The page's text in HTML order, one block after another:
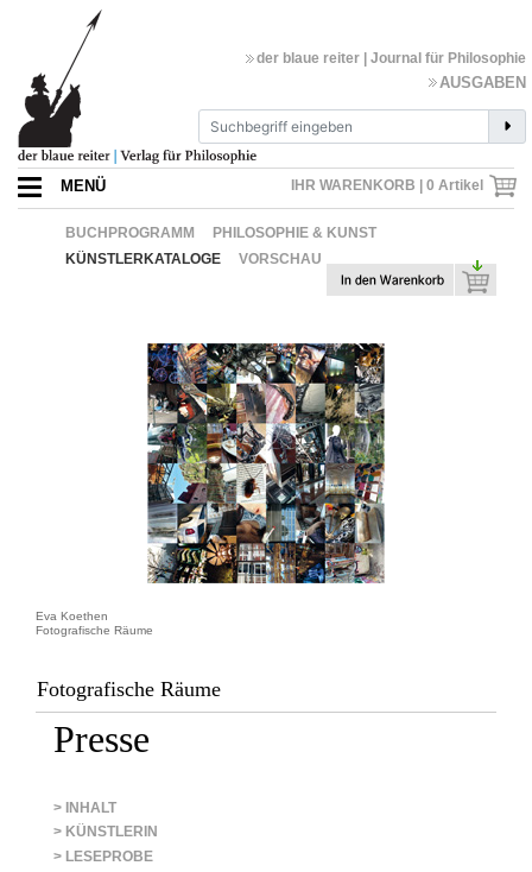
IHR WARENKORB | 0 Artikel
der blaue reiter | Journal für Philosophie
AUSGABEN
MENÜ
BUCHPROGRAMM
PHILOSOPHIE & KUNST
KÜNSTLERKATALOGE
VORSCHAU
Eva Koethen
Fotografische Räume
Fotografische Räume
Presse
> INHALT
> KÜNSTLERIN
> LESEPROBE